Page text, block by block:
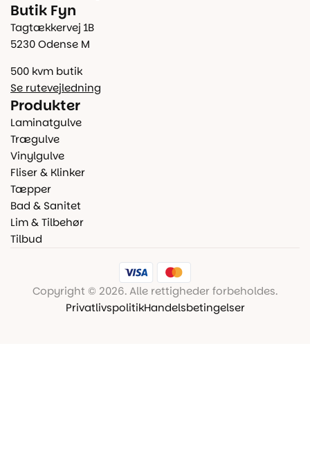
Butik Fyn
Tagtækkervej 1B
5230 Odense M
500 kvm butik
Se rutevejledning
Produkter
Laminatgulve
Trægulve
Vinylgulve
Fliser & Klinker
Tæpper
Bad & Sanitet
Lim & Tilbehør
Tilbud
Copyright © 2026. Alle rettigheder forbeholdes.
PrivatlivspolitikHandelsbetingelser